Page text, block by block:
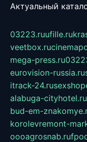
Актуальный
03223.ruufille.ru
veetbox.ru
mega-press.ru
eurovision-russia.ru
itrack-24.ru
alabuga-cityhotel.ru
bud-em-
korolevremont-
oooagrosnab.ru